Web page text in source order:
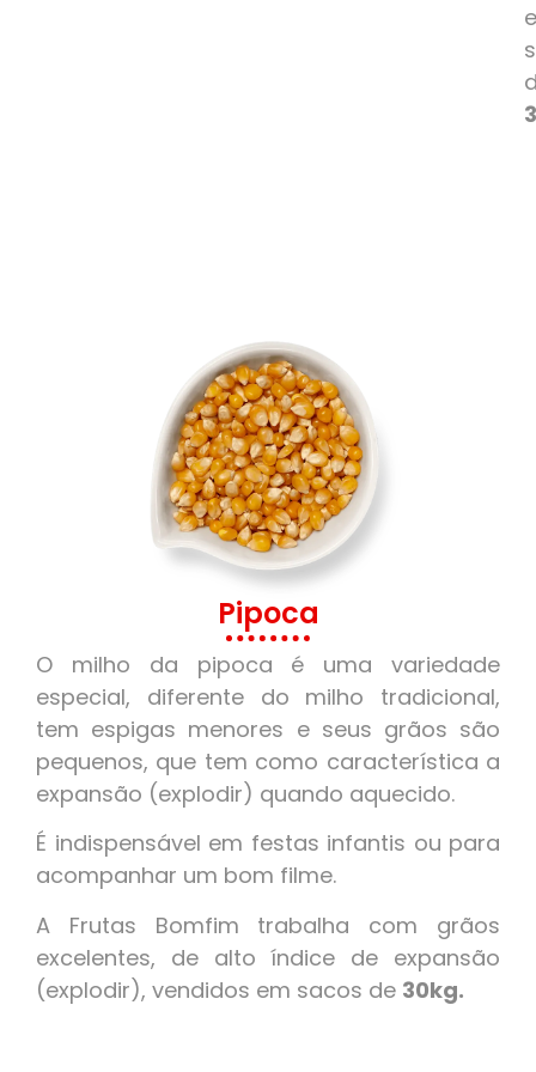
Pipoca
O milho da pipoca é uma variedade
especial, diferente do milho tradicional,
tem espigas menores e seus grãos são
pequenos, que tem como característica a
expansão (explodir) quando aquecido.
É indispensável em festas infantis ou para
acompanhar um bom filme.
A Frutas Bomfim trabalha com grãos
excelentes, de alto índice de expansão
(explodir), vendidos em sacos de 30kg.